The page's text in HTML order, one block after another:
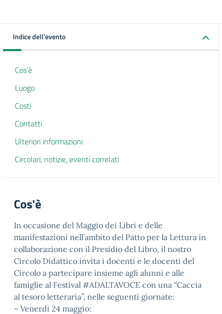
Indice dell'evento
Cos'è
Luogo
Costi
Contatti
Ulteriori informazioni
Circolari, notizie, eventi correlati
Cos'è
In occasione del Maggio dei Libri e delle
manifestazioni nell’ambito del Patto per la Lettura in
collaborazione con il Presidio del Libro, il nostro
Circolo Didattico invita i docenti e le docenti del
Circolo a partecipare insieme agli alunni e alle
famiglie al Festival #ADALTAVOCE con una “Caccia
al tesoro letteraria”, nelle seguenti giornate:
– Venerdì 24 maggio: